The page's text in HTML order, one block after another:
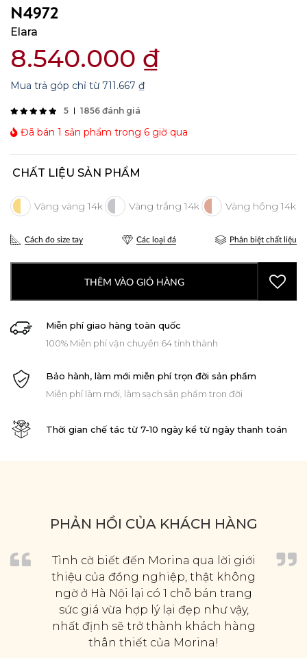
N4972
Elara
8.540.000 ₫
Mua trả góp chỉ từ 711.667 ₫
5 1856 đánh giá
Đã bán 1 sản phẩm trong 6 giờ qua
CHẤT LIỆU SẢN PHẨM
Cách đo size tay Các loại đá Phân biệt chất liệu
THÊM VÀO GIỎ HÀNG
Miễn phí giao hàng toàn quốc
100% Miễn phí vận chuyển 64 tỉnh thành
Bảo hành, làm mới miễn phí trọn đời sản phẩm
Miễn phí làm mới, làm sạch sản phẩm trọn đời
Thời gian chế tác từ 7-10 ngày kể từ ngày thanh toán
PHẢN HỒI CỦA KHÁCH HÀNG
Tình cờ biết đến Morina qua lời giới
thiệu của đồng nghiệp, thật không
ngờ ở Hà Nội lại có 1 chỗ bán trang
sức giá vừa hợp lý lại đẹp như vậy,
nhất định sẽ trở thành khách hàng
thân thiết của Morina!